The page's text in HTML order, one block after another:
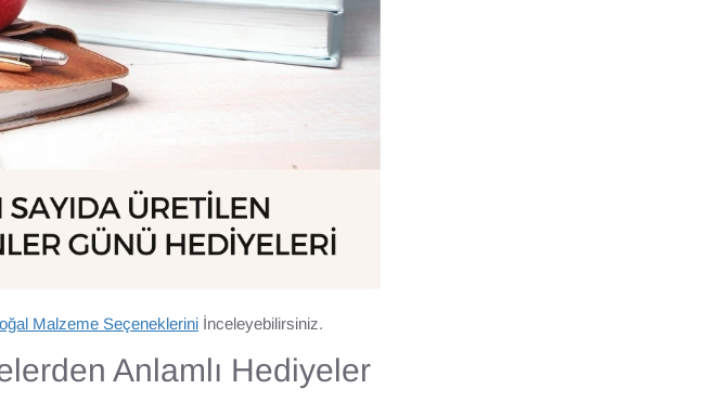
Malzeme Seçeneklerini İnceleyebilirsiniz.
Anlamlı Hediyeler